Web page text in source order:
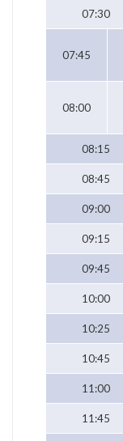
07:30
07:45
08:00
08:15
08:45
09:00
09:15
09:45
10:00
10:25
10:45
11:00
11:45